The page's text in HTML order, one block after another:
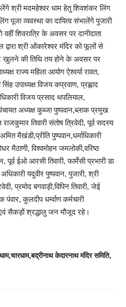
श्री मदमहेश्वर धाम हेतु शिवशंकर लिंग
पूजा व्यवस्था का दायित्व संभालेंगे पुजारी
शिवरात्रि के अवसर पर दानीदाता
श्री ओंकारेश्वर मंदिर को फूलों से
की तिथि तय होने के अवसर पर
राज्य महिला आयोग ऐश्वर्या रावत,
उपाध्यक्ष विजय कप्रवाण, प्रह्लाद
विजय प्रसाद थपलियाल,
अध्यक्ष कुब्जा पुष्पवान,ब्लाक प्रमुख
तिवारी संतोष त्रिवेदी, पूर्व सदस्य
मैखंडी,प्रीति पुष्पवान,धर्माधिकारी
मैठाणी, विश्वमोहन जमलोकी,वरिष्ठ
ईओ आरसी तिवारी, फार्मेसी प्रभारी डा
यदुवीर पुष्पवान, पुजारी, श्री
प्रमोद बगवाड़ी,विपिन तिवारी, जेई
कुलदीप धर्म्वाण कर्मचारी
सैकड़ों श्रद्धालु जन मौजूद रहे।
चारधाम बद्रीनाथ केदारनाथ मंदिर समिति